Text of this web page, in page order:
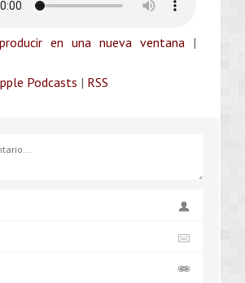
en una nueva ventana |
Podcasts | RSS